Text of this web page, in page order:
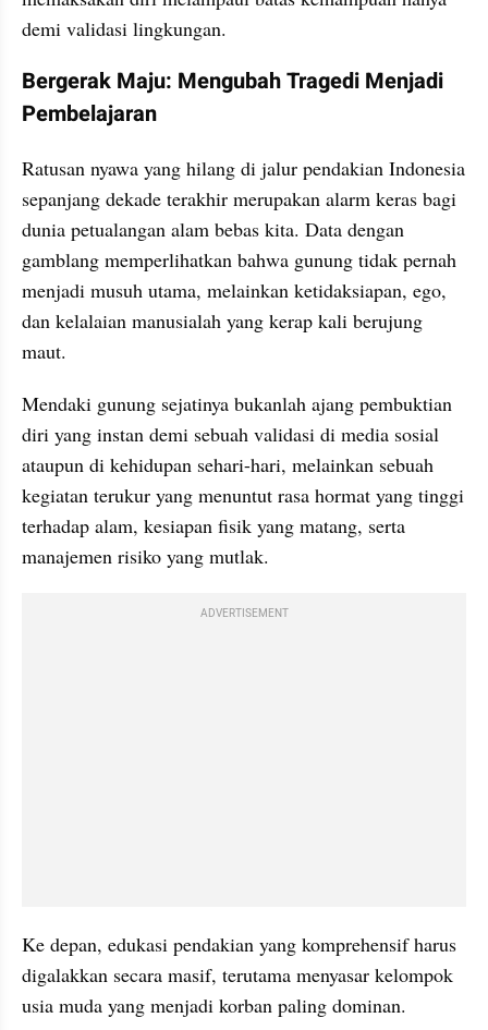
demi validasi lingkungan.
Bergerak Maju: Mengubah Tragedi Menjadi
Pembelajaran
Ratusan nyawa yang hilang di jalur pendakian Indonesia
sepanjang dekade terakhir merupakan alarm keras bagi
dunia petualangan alam bebas kita. Data dengan
gamblang memperlihatkan bahwa gunung tidak pernah
menjadi musuh utama, melainkan ketidaksiapan, ego,
dan kelalaian manusialah yang kerap kali berujung
maut.
Mendaki gunung sejatinya bukanlah ajang pembuktian
diri yang instan demi sebuah validasi di media sosial
ataupun di kehidupan sehari-hari, melainkan sebuah
kegiatan terukur yang menuntut rasa hormat yang tinggi
terhadap alam, kesiapan fisik yang matang, serta
manajemen risiko yang mutlak.
ADVERTISEMENT
Ke depan, edukasi pendakian yang komprehensif harus
digalakkan secara masif, terutama menyasar kelompok
usia muda yang menjadi korban paling dominan.